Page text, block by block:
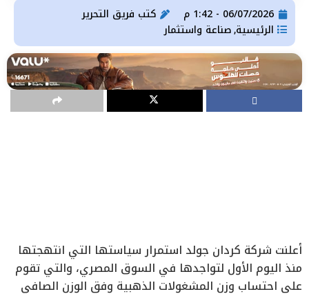
06/07/2026 - 1:42 م كتب فريق التحرير
الرئيسية, صناعة واستثمار
أعلنت شركة كردان جولد استمرار سياستها التي انتهجتها
منذ اليوم الأول لتواجدها في السوق المصري، والتي تقوم
على احتساب وزن المشغولات الذهبية وفق الوزن الصافي